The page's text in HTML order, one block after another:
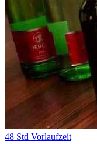
48 Std Vorlaufzeit